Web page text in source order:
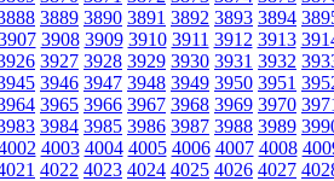
3889 3890 3891 3892 3893 3894
3908 3909 3910 3911 3912 3913
3927 3928 3929 3930 3931 3932
3946 3947 3948 3949 3950 3951
3965 3966 3967 3968 3969 3970
3984 3985 3986 3987 3988 3989
4003 4004 4005 4006 4007 4008
4022 4023 4024 4025 4026 4027